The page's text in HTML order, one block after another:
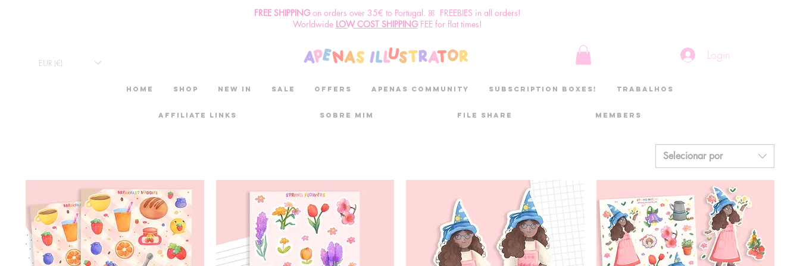
FREE SHIPPINGon orders over 35€ to Portugal. ꕤ FREEBIES in all orders!
Worldwide LOW COST SHIPPINGFEE for flat times!
EUR (€)
Login
HOME Shop New in SALE OFFERS aPenas community Subscription boxes! Trabalhos
Affiliate links Sobre mim File Share Members
Selecionar por